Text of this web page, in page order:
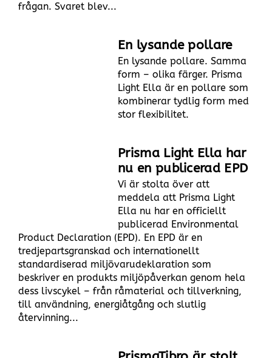
frågan. Svaret blev...
En lysande pollare
En lysande pollare. Samma
form – olika färger. Prisma
Light Ella är en pollare som
kombinerar tydlig form med
stor flexibilitet.
Prisma Light Ella har
nu en publicerad EPD
Vi är stolta över att
meddela att Prisma Light
Ella nu har en officiellt
publicerad Environmental
Product Declaration (EPD). En EPD är en
tredjepartsgranskad och internationellt
standardiserad miljövarudeklaration som
beskriver en produkts miljöpåverkan genom hela
dess livscykel – från råmaterial och tillverkning,
till användning, energiåtgång och slutlig
återvinning...